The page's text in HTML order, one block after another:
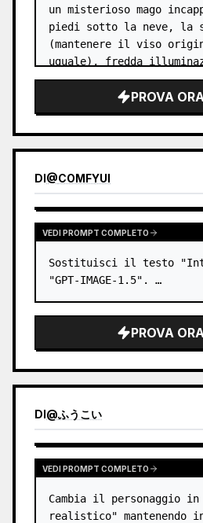
un misterioso mago
piedi sotto la neve, la
(mantenere il viso
uguale), fredda
blu, intricati dettagli
viso, una sfera magica
PROVA
DI@COMFYUI
VEDI PROMPT COMPLETO
Sostituisci il testo
"GPT-IMAGE-1.5". …
PROVA
DI@ふうこい
VEDI PROMPT COMPLETO
Cambia il personaggio
realistico" mantenendo